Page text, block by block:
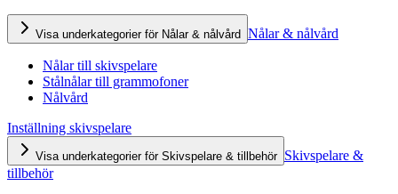
Visa underkategorier för Nålar & nålvård Nålar & nålvård
Nålar till skivspelare
Stålnålar till grammofoner
Nålvård
Inställning skivspelare
Visa underkategorier för Skivspelare & tillbehör Skivspelare &
tillbehör